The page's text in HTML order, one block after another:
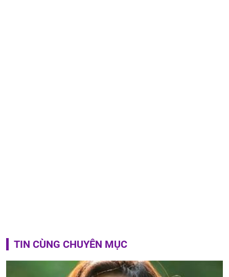
TIN CÙNG CHUYÊN MỤC